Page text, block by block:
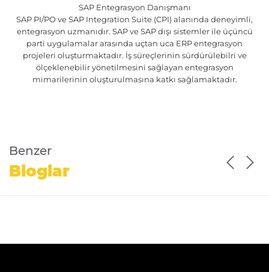
SAP Entegrasyon Danışmanı
SAP PI/PO ve SAP Integration Suite (CPI) alanında deneyimli,
entegrasyon uzmanıdır. SAP ve SAP dışı sistemler ile üçüncü
parti uygulamalar arasında uçtan uca ERP entegrasyon
projeleri oluşturmaktadır. İş süreçlerinin sürdürülebilri ve
ölçeklenebilir yönetilmesini sağlayan entegrasyon
mimarilerinin oluşturulmasına katkı sağlamaktadır.
Benzer
Bloglar